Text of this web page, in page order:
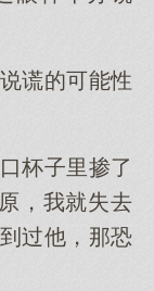
谎的可能性
杯子里掺了
，我就失去
过他，那恐